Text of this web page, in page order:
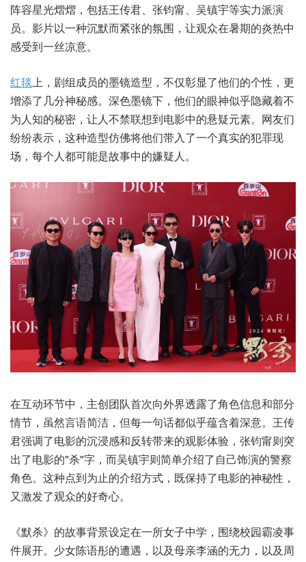
阵容星光熠熠，包括王传君、张钧甯、吴镇宇等实力派演
员。影片以一种沉默而紧张的氛围，让观众在暑期的炎热中
感受到一丝凉意。
红毯上，剧组成员的墨镜造型，不仅彰显了他们的个性，更
增添了几分神秘感。深色墨镜下，他们的眼神似乎隐藏着不
为人知的秘密，让人不禁联想到电影中的悬疑元素。网友们
纷纷表示，这种造型仿佛将他们带入了一个真实的犯罪现
场，每个人都可能是故事中的嫌疑人。
在互动环节中，主创团队首次向外界透露了角色信息和部分
情节，虽然言语简洁，但每一句话都似乎蕴含着深意。王传
君强调了电影的沉浸感和反转带来的观影体验，张钧甯则突
出了电影的"杀"字，而吴镇宇则简单介绍了自己饰演的警察
角色。这种点到为止的介绍方式，既保持了电影的神秘性，
又激发了观众的好奇心。
《默杀》的故事背景设定在一所女子中学，围绕校园霸凌事
件展开。少女陈语彤的遭遇，以及母亲李涵的无力，以及周